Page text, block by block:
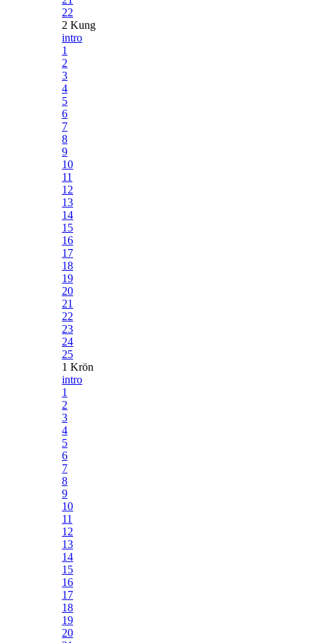
22
2 Kung
intro
1
2
3
4
5
6
7
8
9
10
11
12
13
14
15
16
17
18
19
20
21
22
23
24
25
1 Krön
intro
1
2
3
4
5
6
7
8
9
10
11
12
13
14
15
16
17
18
19
20